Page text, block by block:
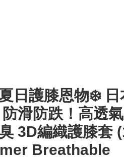
日護膝恩物❄️ 日
滑防跌！高透氣
3D編織護膝套
Breathable